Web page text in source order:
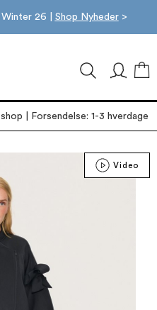
26 | Shop Nyheder>
| Forsendelse: 1-3 hverdage
Video